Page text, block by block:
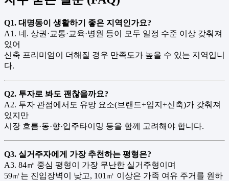
Q1. 대명동이 생활하기 좋은 지역인가요?
A1. 네. 상권·교통·교육·병원 등이 모두 일정 수준 이상 갖춰져
있어
신축 프리미엄이 더해질 경우 만족도가 높을 수 있는 지역입니
다.
Q2. 투자로 봐도 괜찮을까요?
A2. 투자 관점에서도 유망 요소(브랜드+입지+신축)가 갖춰져
있지만
시장 흐름·동·향·입주타이밍 등을 함께 고려해야 합니다.
Q3. 실거주자에게 가장 추천하는 평형은?
A3. 84㎡ 중심 평형이 가장 무난한 실거주형이며
59㎡는 진입장벽이 낮고, 101㎡ 이상은 가족 여유 주거를 원하